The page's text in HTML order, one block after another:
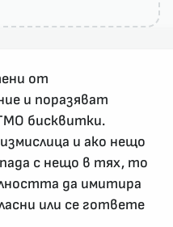
на
от
и поразяват
бисквитки.
и ако нещо
с нещо в тях, то
да имитира
или се гответе